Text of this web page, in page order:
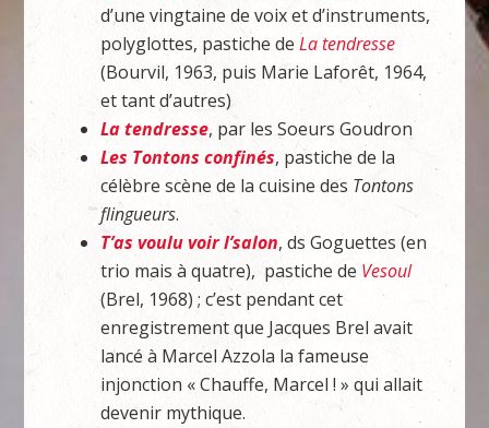
d’une vingtaine de voix et d’instruments,
polyglottes, pastiche deLa tendresse
(Bourvil, 1963, puis Marie Laforêt, 1964,
et tant d’autres)
La tendresse, par les Soeurs Goudron
Les Tontons confinés, pastiche de la
célèbre scène de la cuisine des Tontons
flingueurs.
T’as voulu voir l’salon, ds Goguettes (en
trio mais à quatre), pastiche de Vesoul
(Brel, 1968) ; c’est pendant cet
enregistrement que Jacques Brel avait
lancé à Marcel Azzola la fameuse
injonction « Chauffe, Marcel ! » qui allait
devenir mythique.